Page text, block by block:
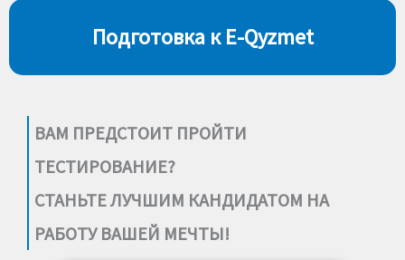
Подготовка к E-Qyzmet
ВАМ ПРЕДСТОИТ ПРОЙТИ
ТЕСТИРОВАНИЕ?
СТАНЬТЕ ЛУЧШИМ КАНДИДАТОМ НА
РАБОТУ ВАШЕЙ МЕЧТЫ!